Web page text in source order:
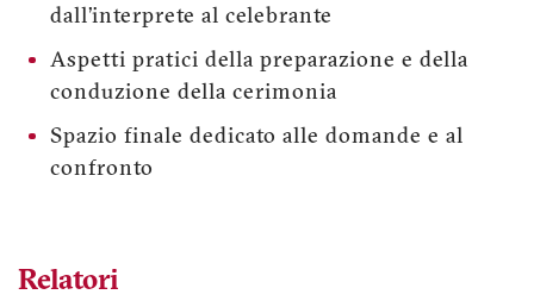
dall’interprete al celebrante
Aspetti pratici della preparazione e della
conduzione della cerimonia
Spazio finale dedicato alle domande e al
confronto
Relatori